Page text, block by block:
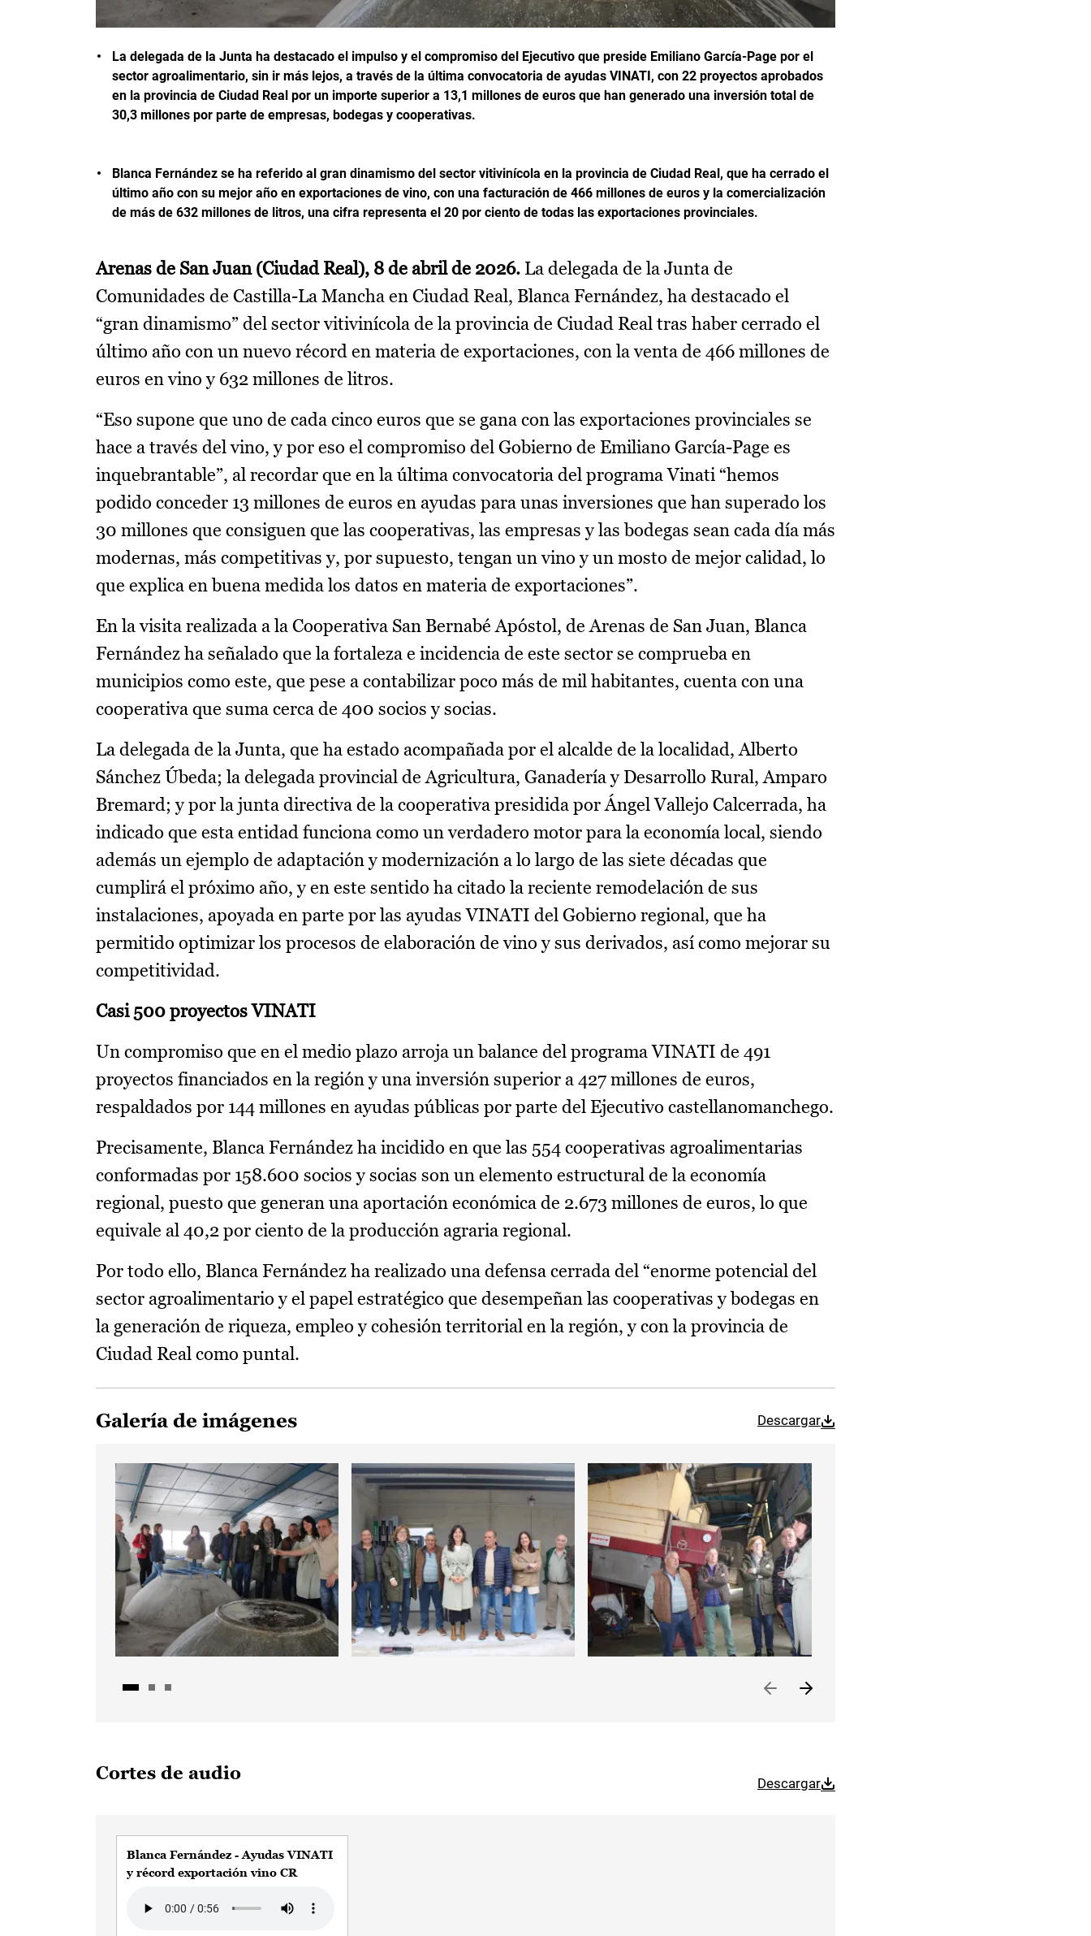
La delegada de la Junta ha destacado el impulso y el compromiso del Ejecutivo que preside Emiliano García-Page por el
sector agroalimentario, sin ir más lejos, a través de la última convocatoria de ayudas VINATI, con 22 proyectos aprobados
en la provincia de Ciudad Real por un importe superior a 13,1 millones de euros que han generado una inversión total de
30,3 millones por parte de empresas, bodegas y cooperativas.
Blanca Fernández se ha referido al gran dinamismo del sector vitivinícola en la provincia de Ciudad Real, que ha cerrado el
último año con su mejor año en exportaciones de vino, con una facturación de 466 millones de euros y la comercialización
de más de 632 millones de litros, una cifra representa el 20 por ciento de todas las exportaciones provinciales.
Arenas de San Juan (Ciudad Real), 8 de abril de 2026. La delegada de la Junta de
Comunidades de Castilla-La Mancha en Ciudad Real, Blanca Fernández, ha destacado el
“gran dinamismo” del sector vitivinícola de la provincia de Ciudad Real tras haber cerrado el
último año con un nuevo récord en materia de exportaciones, con la venta de 466 millones de
euros en vino y 632 millones de litros.
“Eso supone que uno de cada cinco euros que se gana con las exportaciones provinciales se
hace a través del vino, y por eso el compromiso del Gobierno de Emiliano García-Page es
inquebrantable”, al recordar que en la última convocatoria del programa Vinati “hemos
podido conceder 13 millones de euros en ayudas para unas inversiones que han superado los
30 millones que consiguen que las cooperativas, las empresas y las bodegas sean cada día más
modernas, más competitivas y, por supuesto, tengan un vino y un mosto de mejor calidad, lo
que explica en buena medida los datos en materia de exportaciones”.
En la visita realizada a la Cooperativa San Bernabé Apóstol, de Arenas de San Juan, Blanca
Fernández ha señalado que la fortaleza e incidencia de este sector se comprueba en
municipios como este, que pese a contabilizar poco más de mil habitantes, cuenta con una
cooperativa que suma cerca de 400 socios y socias.
La delegada de la Junta, que ha estado acompañada por el alcalde de la localidad, Alberto
Sánchez Úbeda; la delegada provincial de Agricultura, Ganadería y Desarrollo Rural, Amparo
Bremard; y por la junta directiva de la cooperativa presidida por Ángel Vallejo Calcerrada, ha
indicado que esta entidad funciona como un verdadero motor para la economía local, siendo
además un ejemplo de adaptación y modernización a lo largo de las siete décadas que
cumplirá el próximo año, y en este sentido ha citado la reciente remodelación de sus
instalaciones, apoyada en parte por las ayudas VINATI del Gobierno regional, que ha
permitido optimizar los procesos de elaboración de vino y sus derivados, así como mejorar su
competitividad.
Casi 500 proyectos VINATI
Un compromiso que en el medio plazo arroja un balance del programa VINATI de 491
proyectos financiados en la región y una inversión superior a 427 millones de euros,
respaldados por 144 millones en ayudas públicas por parte del Ejecutivo castellanomanchego.
Precisamente, Blanca Fernández ha incidido en que las 554 cooperativas agroalimentarias
conformadas por 158.600 socios y socias son un elemento estructural de la economía
regional, puesto que generan una aportación económica de 2.673 millones de euros, lo que
equivale al 40,2 por ciento de la producción agraria regional.
Por todo ello, Blanca Fernández ha realizado una defensa cerrada del “enorme potencial del
sector agroalimentario y el papel estratégico que desempeñan las cooperativas y bodegas en
la generación de riqueza, empleo y cohesión territorial en la región, y con la provincia de
Ciudad Real como puntal.
Galería de imágenes Descargar
Cortes de audio Descargar
Blanca Fernández - Ayudas VINATI
y récord exportación vino CR